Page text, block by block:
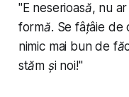
"E neserioasă, nu
formă. Se fâțâie de
nimic mai bun de
stăm și noi!"